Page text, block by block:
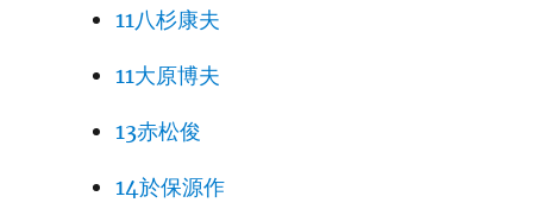
11八杉康夫
11大原博夫
13赤松俊
14於保源作